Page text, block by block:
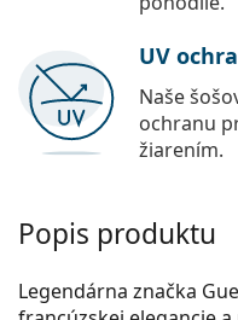
UV
Naše
ochranu
žiarením.
Popis produktu
Legendárna značka